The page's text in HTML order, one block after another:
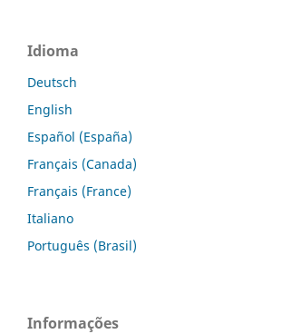
Idioma
Deutsch
English
Español (España)
Français (Canada)
Français (France)
Italiano
Português (Brasil)
Informações